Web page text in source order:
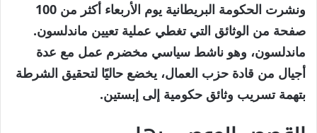
ونشرت الحكومة البريطانية يوم الأربعاء أكثر من 100
صفحة من الوثائق التي تغطي عملية تعيين ماندلسون.
ماندلسون، وهو ناشط سياسي مخضرم عمل مع عدة
أجيال من قادة حزب العمال، يخضع حاليًا لتحقيق الشرطة
بتهمة تسريب وثائق حكومية إلى إبستين.